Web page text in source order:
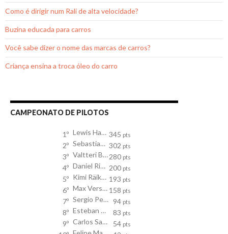
Como é dirigir num Rali de alta velocidade?
Buzina educada para carros
Você sabe dizer o nome das marcas de carros?
Criança ensina a troca óleo do carro
CAMPEONATO DE PILOTOS
1º Lewis Hamilton 345 pts
2º Sebastian Vettel 302 pts
3º Valtteri Bottas280 pts
4º Daniel Ricciardo 200 pts
5º Kimi Räikkönen 193 pts
6º Max Verstappen 158 pts
7º Sergio Perez 94 pts
8º Esteban Ocon 83 pts
9º Carlos Sainz 54 pts